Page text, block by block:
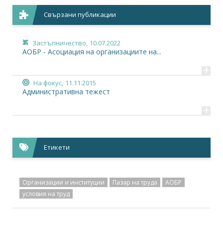
Свързани публикации
Застъпничество, 10.07.2022
АОБР - Асоциация на организациите на...
+
На фокус, 11.11.2015
Административна тежест
+
Етикети
Организации и институции Пазар на труда
АОБР
условия на труд